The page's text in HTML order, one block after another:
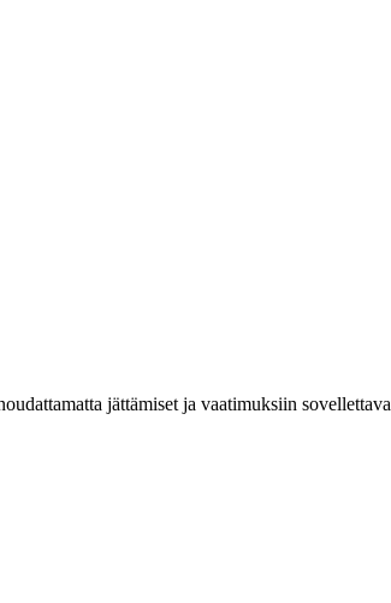
jättämiset ja vaatimuksiin